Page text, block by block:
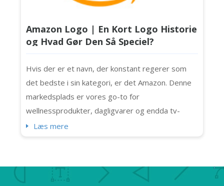
Amazon Logo | En Kort Logo Historie
og Hvad Gør Den Så Speciel?
Hvis der er et navn, der konstant regerer som
det bedste i sin kategori, er det Amazon. Denne
markedsplads er vores go-to for
wellnessprodukter, dagligvarer og endda tv-
shows! Det er det brand, millioner af forbrugere
talt) købe alt, hvad vi har brug for her også.
Takket være Amazon-logoet, som har opbygget
Læs mere